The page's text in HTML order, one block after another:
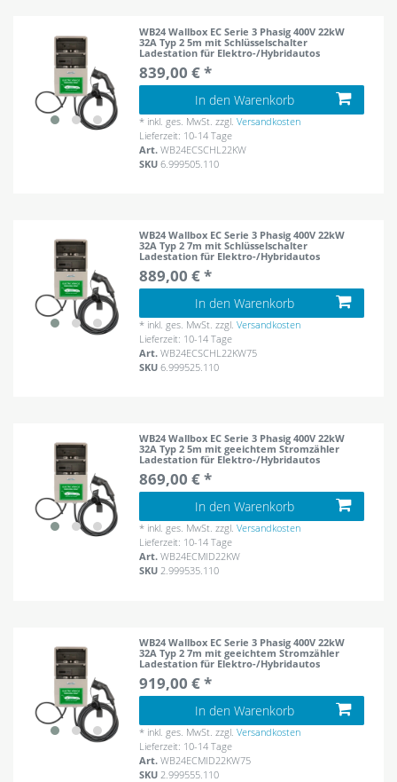
WB24 Wallbox EC Serie 3 Phasig 400V 22kW
32A Typ 2 5m mit Schlüsselschalter
Ladestation für Elektro-/Hybridautos
839,00 € *
In den Warenkorb
* inkl. ges. MwSt. zzgl.Versandkosten
Lieferzeit: 10-14 Tage
Art.WB24ECSCHL22KW
SKU6.999505.110
WB24 Wallbox EC Serie 3 Phasig 400V 22kW
32A Typ 2 7m mit Schlüsselschalter
Ladestation für Elektro-/Hybridautos
889,00 € *
In den Warenkorb
* inkl. ges. MwSt. zzgl.Versandkosten
Lieferzeit: 10-14 Tage
Art.WB24ECSCHL22KW75
SKU6.999525.110
WB24 Wallbox EC Serie 3 Phasig 400V 22kW
32A Typ 2 5m mit geeichtem Stromzähler
Ladestation für Elektro-/Hybridautos
869,00 € *
In den Warenkorb
* inkl. ges. MwSt. zzgl.Versandkosten
Lieferzeit: 10-14 Tage
Art.WB24ECMID22KW
SKU2.999535.110
WB24 Wallbox EC Serie 3 Phasig 400V 22kW
32A Typ 2 7m mit geeichtem Stromzähler
Ladestation für Elektro-/Hybridautos
919,00 € *
In den Warenkorb
* inkl. ges. MwSt. zzgl.Versandkosten
Lieferzeit: 10-14 Tage
Art.WB24ECMID22KW75
SKU 2.999555.110